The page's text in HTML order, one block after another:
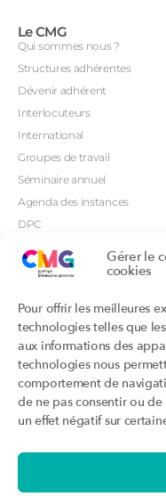
Gérer le
cookies
Pour offrir les meilleures
technologies telles que
aux informations des
technologies nous
comportement de
de ne pas consentir ou
un effet négatif sur
Le CMG
Qui sommes nous ?
Structures adhérentes
Dévenir adhérent
Interlocuteurs
International
Groupes de travail
Séminaire annuel
Agenda des instances
DPC
Orientations prioritaires
Productions
Productions du Collège
Productions des structures
adhérentes
Labellisation
Addictions et médecine
Et si c’était une maladie rare
Activité « sommeil »